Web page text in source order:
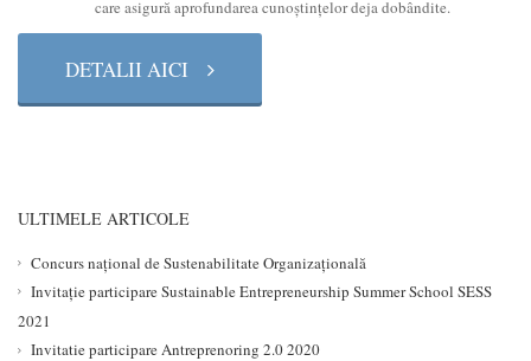
care asigură aprofundarea cunoştinţelor deja dobândite.
DETALII AICI
ULTIMELE ARTICOLE
Concurs național de Sustenabilitate Organizațională
Invitație participare Sustainable Entrepreneurship Summer School SESS
2021
Invitatie participare Antreprenoring 2.0 2020